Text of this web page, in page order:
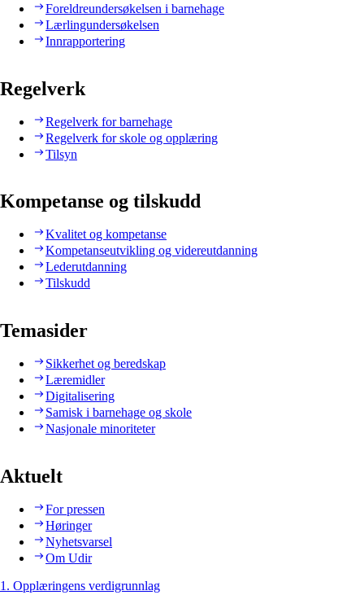
Foreldreundersøkelsen i barnehage
Lærlingundersøkelsen
Innrapportering
Regelverk
Regelverk for barnehage
Regelverk for skole og opplæring
Tilsyn
Kompetanse og tilskudd
Kvalitet og kompetanse
Kompetanseutvikling og videreutdanning
Lederutdanning
Tilskudd
Temasider
Sikkerhet og beredskap
Læremidler
Digitalisering
Samisk i barnehage og skole
Nasjonale minoriteter
Aktuelt
For pressen
Høringer
Nyhetsvarsel
Om Udir
1. Opplæringens verdigrunnlag